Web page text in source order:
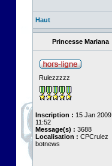
Haut
Princesse Mariana
Rulezzzzz
Inscription : 15 Jan 2009,
11:52
Message(s) : 3688
Localisation : CPCrulez
botnews